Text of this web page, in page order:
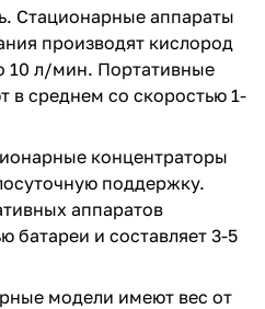
Стационарные аппараты
производят кислород
10 л/мин. Портативные
в среднем со скоростью 1-
концентраторы
поддержку.
аппаратов
батареи и составляет 3-5
модели имеют вес от